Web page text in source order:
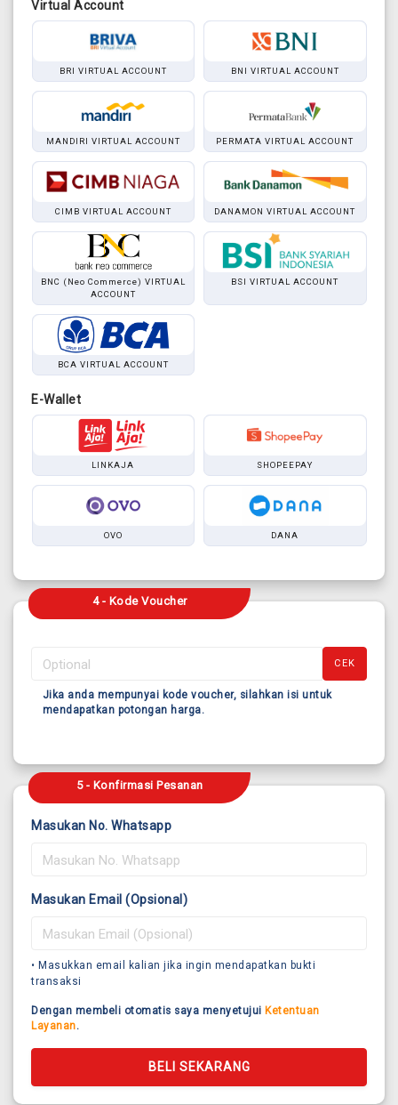
Virtual Account
BRI VIRTUAL ACCOUNT BNI VIRTUAL ACCOUNT
MANDIRI VIRTUAL ACCOUNT PERMATA VIRTUAL ACCOUNT
CIMB VIRTUAL ACCOUNT DANAMON VIRTUAL ACCOUNT
BNC (Neo Commerce) VIRTUAL
ACCOUNT
BSI VIRTUAL ACCOUNT
BCA VIRTUAL ACCOUNT
E-Wallet
LINKAJA SHOPEEPAY
OVO DANA
4 - Kode Voucher
CEK
Jika anda mempunyai kode voucher, silahkan isi untuk
mendapatkan potongan harga.
5 - Konfirmasi Pesanan
Masukan No. Whatsapp
Masukan Email (Opsional)
• Masukkan email kalian jika ingin mendapatkan bukti
transaksi
Dengan membeli otomatis saya menyetujui Ketentuan
Layanan.
BELI SEKARANG